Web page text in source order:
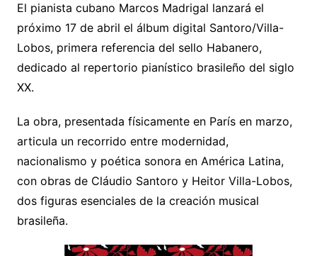
El pianista cubano Marcos Madrigal lanzará el
próximo 17 de abril el álbum digital Santoro/Villa-
Lobos, primera referencia del sello Habanero,
dedicado al repertorio pianístico brasileño del siglo
XX.
La obra, presentada físicamente en París en marzo,
articula un recorrido entre modernidad,
nacionalismo y poética sonora en América Latina,
con obras de Cláudio Santoro y Heitor Villa-Lobos,
dos figuras esenciales de la creación musical
brasileña.